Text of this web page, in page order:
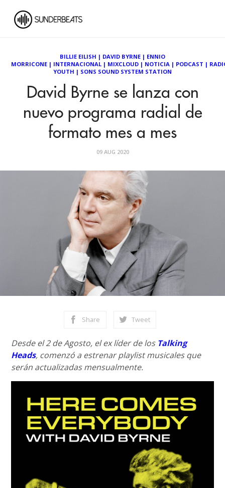
BILLIE EILISH | DAVID BYRNE | ENNIO
MORRICONE | INTERNACIONAL | MIXCLOUD | NOTICIA | PODCAST |
YOUTH | SONS SOUND SYSTEM STATION
David Byrne se lanza con
nuevo programa radial de
formato mes a mes
09 AUG 2020
Share Tweet
Desde el 2 de Agosto, el ex líder de los Talking
Heads, comenzó a estrenar playlist musicales que
serán actualizadas mensualmente.